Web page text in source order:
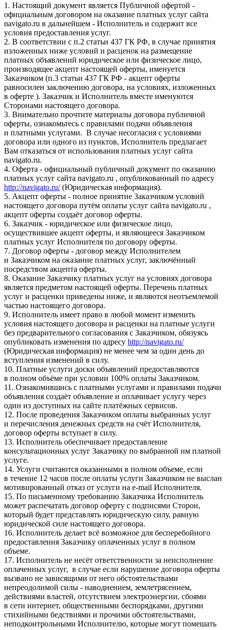
1. Настоящий документ является Публичной офертой -
официальным договором на оказание платных услуг сайта
navigato.ru в дальнейшем - Исполнитель и содержит все
условия предоставления услуг.
2. В соответствии с п.2 статьи 437 ГК РФ, в случае принятия
изложенных ниже условий и расценок на размещение
платных объявлений юридическое или физическое лицо,
производящее акцепт настоящей оферты, именуется
Заказчиком (п.3 статьи 437 ГК РФ - акцепт оферты
равносилен заключению договора, на условиях, изложенных
в оферте ). Заказчик и Исполнитель вместе именуются
Сторонами настоящего договора.
3. Внимательно прочтите материалы договора публичной
оферты, ознакомьтесь с правилами подачи объявления
и платными услугами. В случае несогласия с условиями
договора или одного из пунктов, Исполнитель предлагает
Вам отказаться от использования платных услуг сайта
navigato.ru.
4. Оферта - официальный публичный документ по оказанию
платных услуг сайта navigato.ru , опубликованный по адресу
http://navigato.ru/(Юридическая информация).
5. Акцепт оферты - полное принятие Заказчиком условий
настоящего договора путём оплаты услуг сайта navigato.ru ,
акцепт оферты создаёт договор оферты.
6. Заказчик - юридическое или физическое лицо,
осуществившее акцепт оферты, и являющееся Заказчиком
платных услуг Исполнителя по договору оферты.
7. Договор оферты - договор между Исполнителем
и Заказчиком на оказание платных услуг, заключённый
посредством акцепта оферты.
8. Оказание Заказчику платных услуг на условиях договора
является предметом настоящей оферты. Перечень платных
услуг и расценки приведены ниже, и являются неотъемлемой
частью настоящего договора.
9. Исполнитель имеет право в любой момент изменить
условия настоящего договора и расценки на платные услуги
без предварительного согласования с Заказчиком, обязуясь
опубликовать изменения по адресу http://navigato.ru/
(Юридическая информация) не менее чем за один день до
вступления изменений в силу.
10. Платные услуги доски объявлений предоставляются
в полном объёме при условии 100% оплаты Заказчиком.
11. Ознакомившись с платными услугами и правилами подачи
объявления создаёт объявление и оплачивает услугу через
один из доступных на сайте платёжных сервисов.
12. После проведения Заказчиком оплаты выбранных услуг
и перечисления денежных средств на счёт Исполнителя,
договор оферты вступает в силу.
13. Исполнитель обеспечивает предоставление
консультационных услуг Заказчику по выбранной им платной
услуге.
14. Услуги считаются оказанными в полном объеме, если
в течение 12 часов после оплаты услуги Заказчиком не выслан
мотивированный отказ от услуги на e-mail Исполнителя.
15. По письменному требованию Заказчика Исполнитель
может распечатать договор оферту с подписями Сторон,
который будет представлять юридическую силу, равную
юридической силе настоящего договора.
16. Исполнитель делает всё возможное для бесперебойного
предоставления Заказчику оплаченных услуг в полном
объеме.
17. Исполнитель не несёт ответственности за неисполнение
оплаченных услуг, в случае если нарушение договора оферты
вызвано не зависящими от него обстоятельствами
непреодолимой силы - наводнением, землетрясением,
действиями властей, отсутствием электроэнергии, сбоями
в сети интернет, общественными беспорядками, другими
стихийными бедствиями и прочими обстоятельствами,
неподконтрольными Исполнителю, которые могут помешать